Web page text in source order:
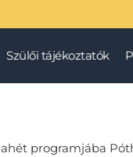
Szülői tájékoztatók
programjába